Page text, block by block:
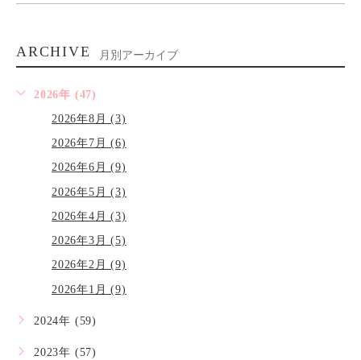
ARCHIVE 月別アーカイブ
2026年 (47)
2026年8月 (3)
2026年7月 (6)
2026年6月 (9)
2026年5月 (3)
2026年4月 (3)
2026年3月 (5)
2026年2月 (9)
2026年1月 (9)
2024年 (59)
2023年 (57)